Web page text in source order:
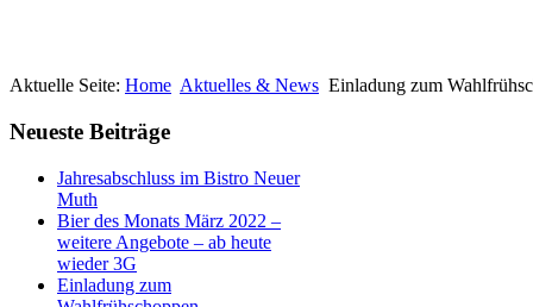
Aktuelle Seite: Home Aktuelles & News Einladung zum
Neueste Beiträge
Jahresabschluss im Bistro Neuer
Muth
Bier des Monats März 2022 –
weitere Angebote – ab heute
wieder 3G
Einladung zum